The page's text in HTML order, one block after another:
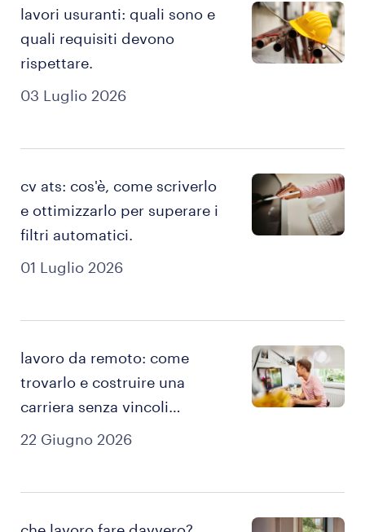
03 Luglio 2026
lavori usuranti: quali sono e
quali requisiti devono
rispettare.
01 Luglio 2026
cv ats: cos'è, come scriverlo
e ottimizzarlo per superare i
filtri automatici.
22 Giugno 2026
lavoro da remoto: come
trovarlo e costruire una
carriera senza vincoli
geografici.